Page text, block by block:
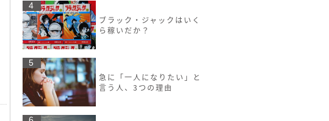
4
ブラック・ジャックはいく
ら稼いだか？
5
急に「一人になりたい」と
言う人、3つの理由